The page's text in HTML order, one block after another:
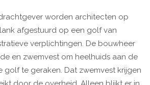
worden architecten op
afgestuurd op een golf van
verplichtingen. De bouwheer
en zwemvest om heelhuids aan de
golf te geraken. Dat zwemvest krijgen